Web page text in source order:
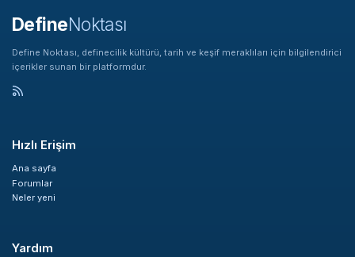
DefineNoktası
Define Noktası, definecilik kültürü, tarih ve keşif meraklıları için bilgilendirici
içerikler sunan bir platformdur.
Hızlı Erişim
Ana sayfa
Forumlar
Neler yeni
Yardım